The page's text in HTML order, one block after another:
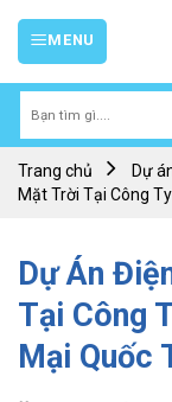
Skip
kiếm:
MENU
Trang chủ Dự
Mặt Trời Tại Công
Dự Án
Tại Công
Mại Quốc